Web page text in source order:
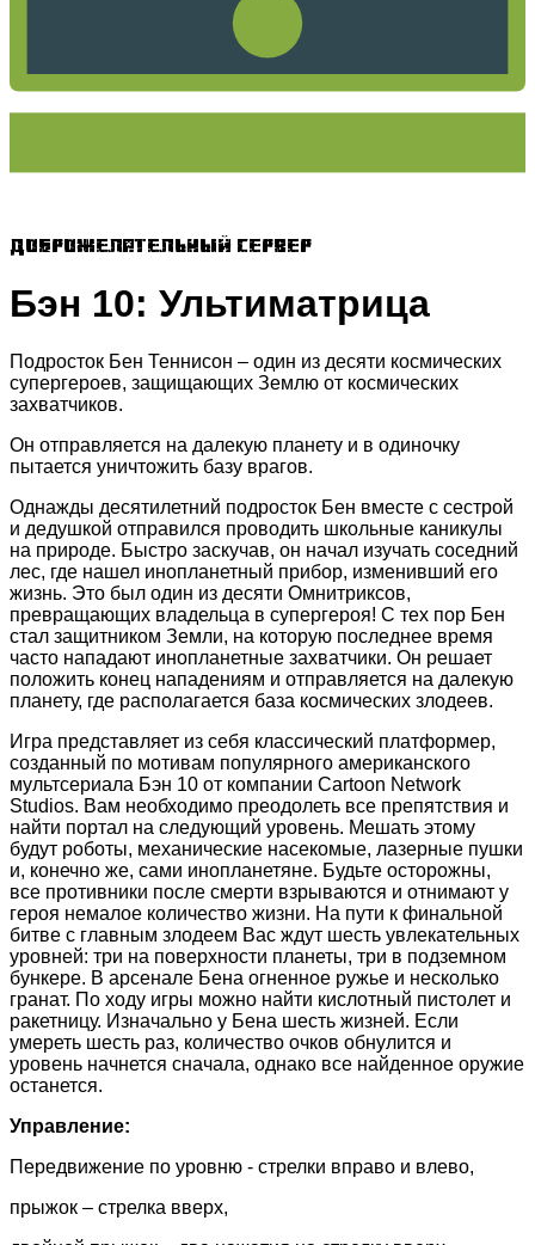
Доброжелательный сервер
Бэн 10: Ультиматрица
Подросток Бен Теннисон – один из десяти космических
супергероев, защищающих Землю от космических
захватчиков.
Он отправляется на далекую планету и в одиночку
пытается уничтожить базу врагов.
Однажды десятилетний подросток Бен вместе с сестрой
и дедушкой отправился проводить школьные каникулы
на природе. Быстро заскучав, он начал изучать соседний
лес, где нашел инопланетный прибор, изменивший его
жизнь. Это был один из десяти Омнитриксов,
превращающих владельца в супергероя! С тех пор Бен
стал защитником Земли, на которую последнее время
часто нападают инопланетные захватчики. Он решает
положить конец нападениям и отправляется на далекую
планету, где располагается база космических злодеев.
Игра представляет из себя классический платформер,
созданный по мотивам популярного американского
мультсериала Бэн 10 от компании Cartoon Network
Studios. Вам необходимо преодолеть все препятствия и
найти портал на следующий уровень. Мешать этому
будут роботы, механические насекомые, лазерные пушки
и, конечно же, сами инопланетяне. Будьте осторожны,
все противники после смерти взрываются и отнимают у
героя немалое количество жизни. На пути к финальной
битве с главным злодеем Вас ждут шесть увлекательных
уровней: три на поверхности планеты, три в подземном
бункере. В арсенале Бена огненное ружье и несколько
гранат. По ходу игры можно найти кислотный пистолет и
ракетницу. Изначально у Бена шесть жизней. Если
умереть шесть раз, количество очков обнулится и
уровень начнется сначала, однако все найденное оружие
останется.
Управление:
Передвижение по уровню - стрелки вправо и влево,
прыжок – стрелка вверх,